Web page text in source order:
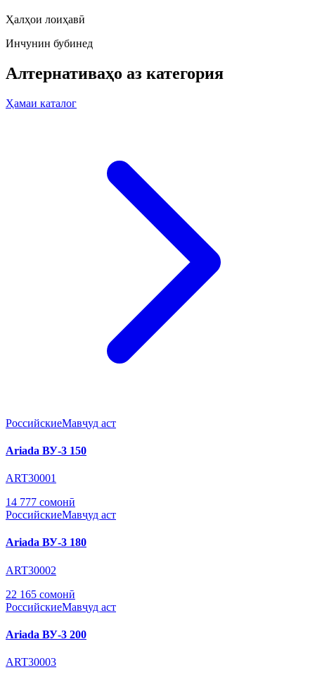
Ҳалҳои лоиҳавӣ
Инчунин бубинед
Алтернативаҳо аз категория
Ҳамаи каталог
РоссийскиеМавҷуд аст
Ariada ВУ-3 150
ART30001
14 777 сомонӣ
РоссийскиеМавҷуд аст
Ariada ВУ-3 180
ART30002
22 165 сомонӣ
РоссийскиеМавҷуд аст
Ariada ВУ-3 200
ART30003